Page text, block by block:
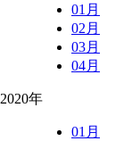
01月
02月
03月
04月
2020年
01月